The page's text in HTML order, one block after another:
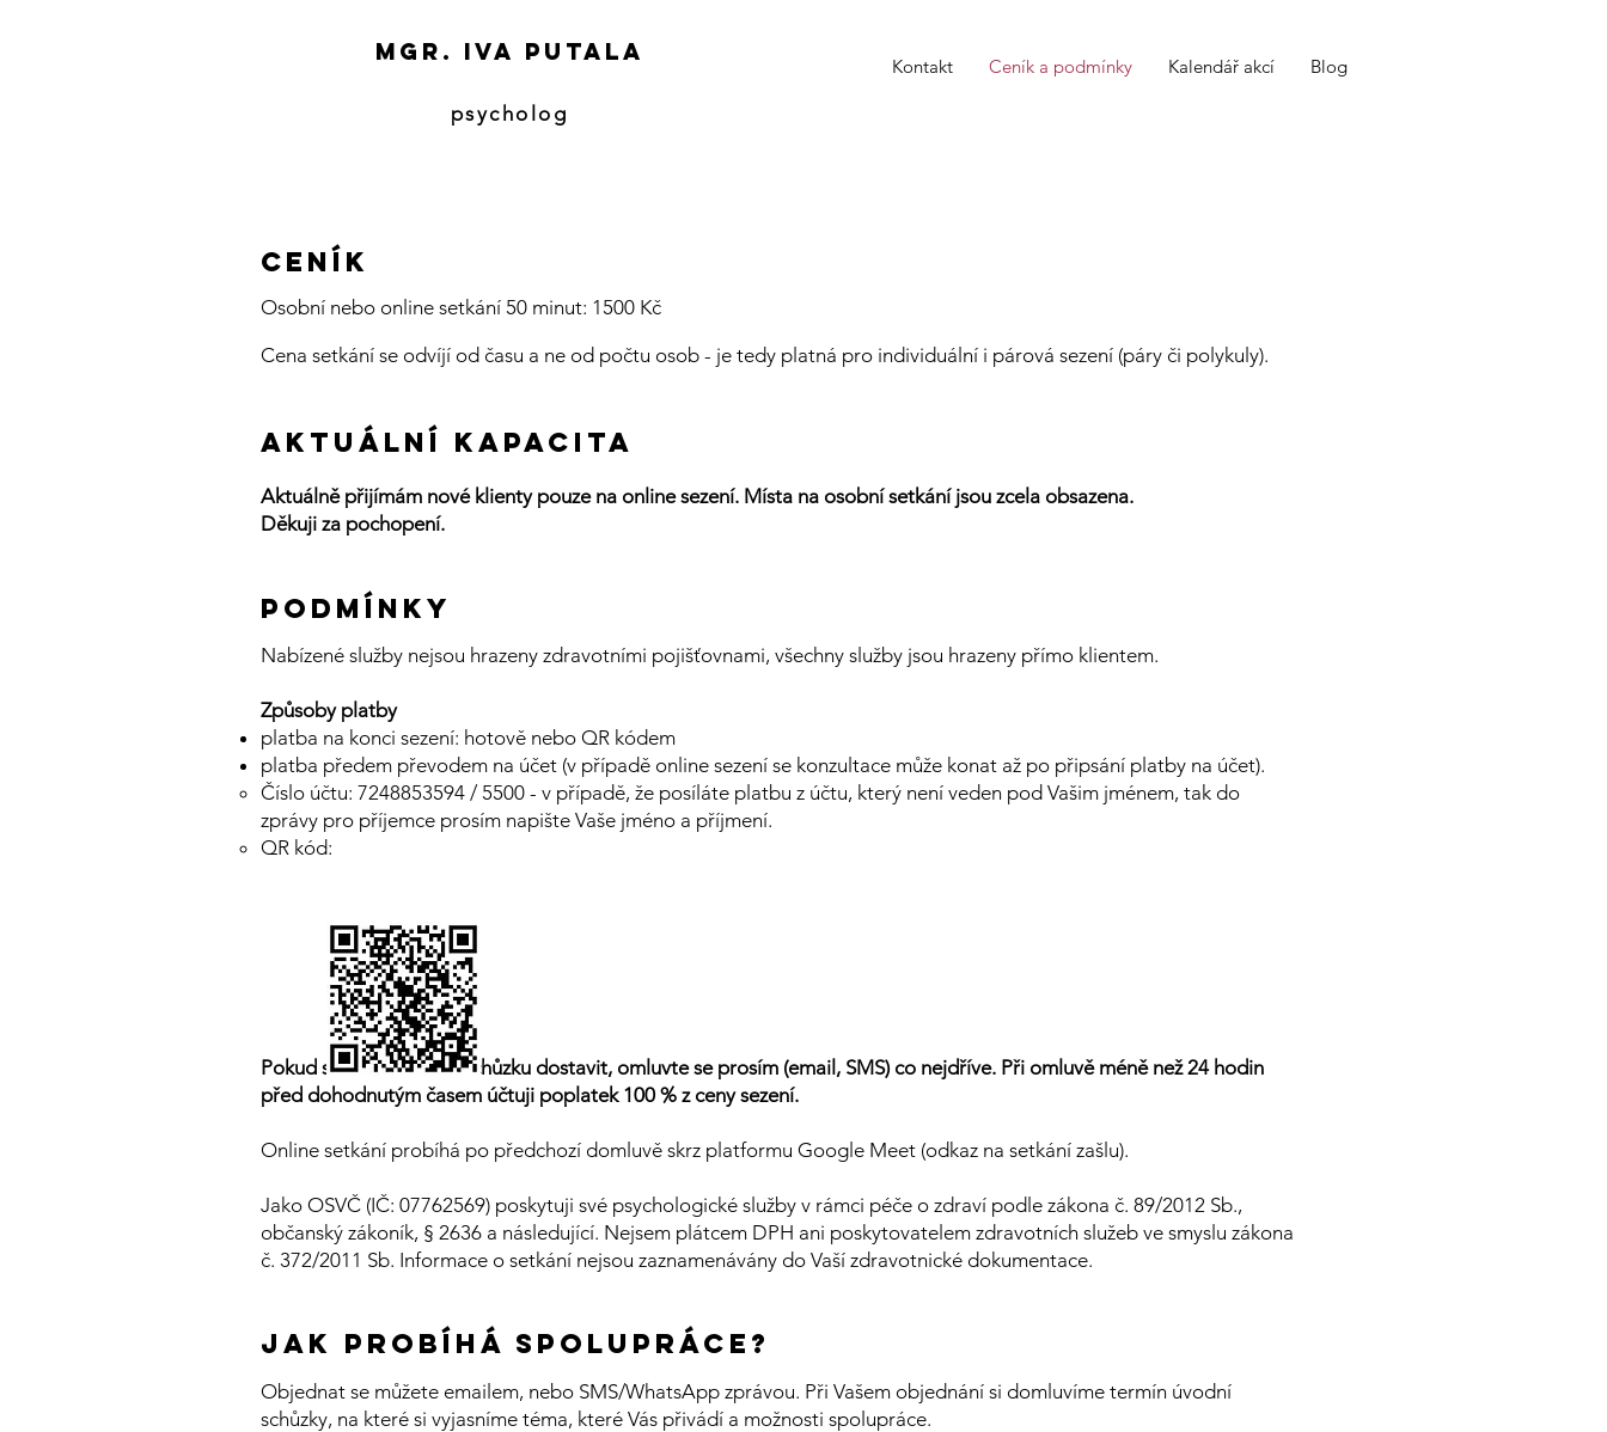
Mgr. Iva putala
Kontakt Ceník a podmínky Kalendář akcí Blog
psycholog
CENÍK
Osobní nebo online setkání 50 minut: 1500 Kč
Cena setkání se odvíjí od času a ne od počtu osob - je tedy platná pro individuální i párová sezení (páry či polykuly).
AKTUÁLNÍ KAPACITA
Aktuálně přijímám nové klienty pouze na online sezení. Místa na osobní setkání jsou zcela obsazena.
Děkuji za pochopení.
podmínky
​Nabízené služby nejsou hrazeny zdravotními pojišťovnami, všechny služby jsou hrazeny přímo klientem. ​​
Způsoby platby
platba na konci sezení: hotově nebo QR kódem
platba předem převodem na účet (v případě online sezení se konzultace může konat až po připsání platby na účet).
Číslo účtu: 7248853594 / 5500 - v případě, že posíláte platbu z účtu, který není veden pod Vašim jménem, tak do
zprávy pro příjemce prosím napište Vaše jméno a příjmení.
QR kód:​​
Pokud se nemůžete na schůzku dostavit, omluvte se prosím (email, SMS) co nejdříve. Při omluvě méně než 24 hodin
před dohodnutým časem účtuji poplatek 100 % z ceny sezení.
Online setkání probíhá po předchozí domluvě skrz platformu Google Meet (odkaz na setkání zašlu).
Jako OSVČ (IČ: 07762569) poskytuji své psychologické služby v rámci péče o zdraví podle zákona č. 89/2012 Sb.,
občanský zákoník, § 2636 a následující. Nejsem plátcem DPH ani poskytovatelem zdravotních služeb ve smyslu zákona
č. 372/2011 Sb. Informace o setkání nejsou zaznamenávány do Vaší zdravotnické dokumentace.
Jak probíhá spolupráce?
Objednat se můžete emailem, nebo SMS/WhatsApp zprávou. Při Vašem objednání si domluvíme termín úvodní
schůzky, na které si vyjasníme téma, které Vás přivádí a možnosti spolupráce.